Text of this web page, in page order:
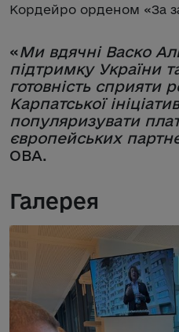
Кордейро орденом «За
«Ми вдячні Васко
підтримку України
готовність сприяти
Карпатської
популяризувати
європейських
ОВА.
Галерея